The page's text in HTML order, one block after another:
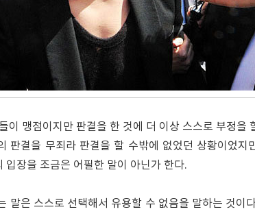
이 맹점이지만 판결을 한 것에 더 이상 스스로 부정을
판결을 무죄라 판결을 할 수밖에 없었던 상황이었지
입장을 조금은 어필한 말이 아닌가 한다.
말은 스스로 선택해서 유용할 수 없음을 말하는 것이